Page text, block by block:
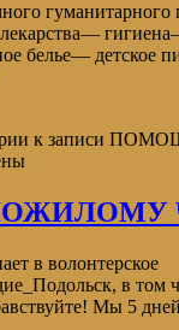
белье— детское
к записи
в волонтерское
в том
Мы 5